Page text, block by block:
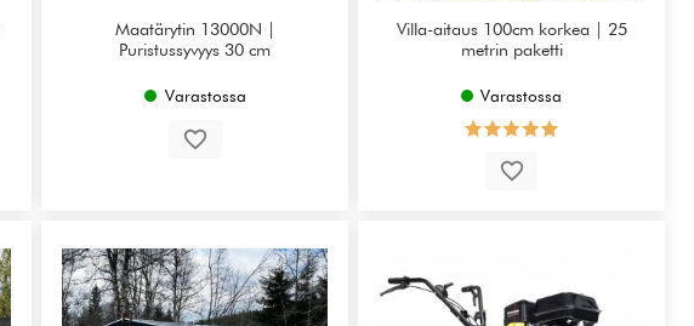
Maatärytin 13000N |
Puristussyvyys 30 cm
Varastossa
Villa-aitaus 100cm korkea | 25
metrin paketti
Varastossa